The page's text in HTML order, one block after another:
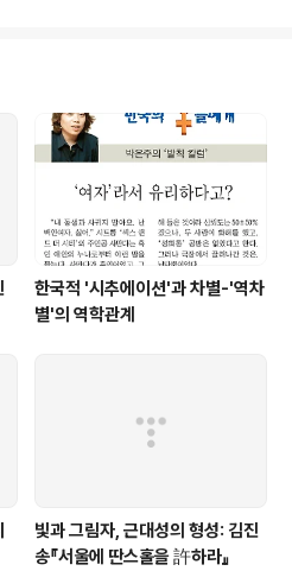
떻게 할 수 있을
사이코패스와 슈
누구인가? 사이
한 전문가들의 말
할 수 없는 사회의
..
한국적 '시추에이션'과 차별-'역차
별'의 역학관계
빛과 그림자, 근대성의 형성: 김진
송『서울에 딴스홀을 許하라』